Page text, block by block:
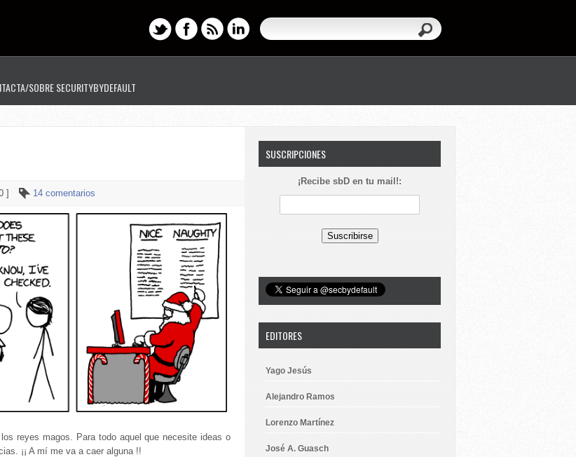
SOBRE SECURITYBYDEFAULT
] 14 comentarios
reyes magos. Para todo aquel que necesite ideas o
¡¡ A mí me va a caer alguna !!
SUSCRIPCIONES
¡Recibe sbD en tu mail!:
EDITORES
Yago Jesús
Alejandro Ramos
Lorenzo Martínez
José A. Guasch